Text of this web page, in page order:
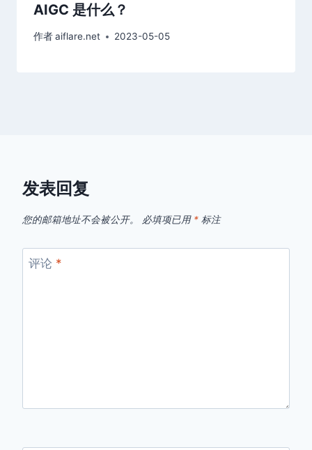
AIGC 是什么？
作者aiflare.net 2023-05-05
发表回复
您的邮箱地址不会被公开。 必填项已用 * 标注
评论 *